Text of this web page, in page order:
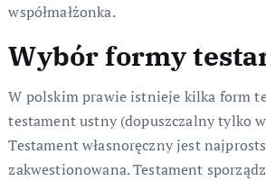
współmałżonka.
Wybór formy
W polskim prawie istnieje kilka form
testament ustny (dopuszczalny tylko
Testament własnoręczny jest
zakwestionowana. Testament